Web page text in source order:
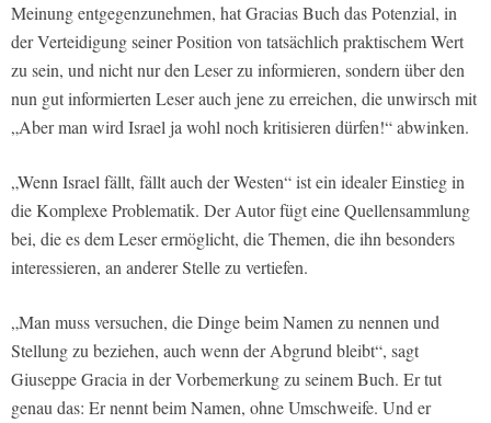
Meinung entgegenzunehmen, hat Gracias Buch das Potenzial, in
der Verteidigung seiner Position von tatsächlich praktischem Wert
zu sein, und nicht nur den Leser zu informieren, sondern über den
nun gut informierten Leser auch jene zu erreichen, die unwirsch mit
„Aber man wird Israel ja wohl noch kritisieren dürfen!“ abwinken.
„Wenn Israel fällt, fällt auch der Westen“ ist ein idealer Einstieg in
die Komplexe Problematik. Der Autor fügt eine Quellensammlung
bei, die es dem Leser ermöglicht, die Themen, die ihn besonders
interessieren, an anderer Stelle zu vertiefen.
„Man muss versuchen, die Dinge beim Namen zu nennen und
Stellung zu beziehen, auch wenn der Abgrund bleibt“, sagt
Giuseppe Gracia in der Vorbemerkung zu seinem Buch. Er tut
genau das: Er nennt beim Namen, ohne Umschweife. Und er